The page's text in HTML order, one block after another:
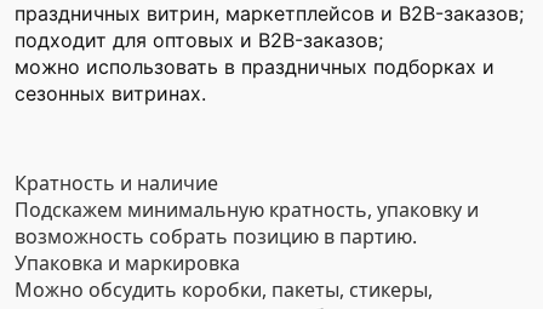
праздничных витрин, маркетплейсов и B2B-заказов;
подходит для оптовых и B2B-заказов;
можно использовать в праздничных подборках и
сезонных витринах.
Кратность и наличие
Подскажем минимальную кратность, упаковку и
возможность собрать позицию в партию.
Упаковка и маркировка
Можно обсудить коробки, пакеты, стикеры,